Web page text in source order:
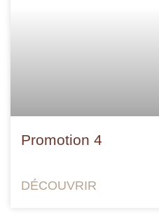
Promotion 4
DÉCOUVRIR